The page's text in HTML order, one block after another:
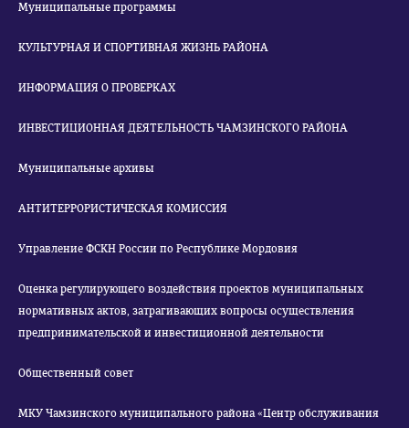
Муниципальные программы
КУЛЬТУРНАЯ И СПОРТИВНАЯ ЖИЗНЬ РАЙОНА
ИНФОРМАЦИЯ О ПРОВЕРКАХ
ИНВЕСТИЦИОННАЯ ДЕЯТЕЛЬНОСТЬ ЧАМЗИНСКОГО РАЙОНА
Муниципальные архивы
АНТИТЕРРОРИСТИЧЕСКАЯ КОМИССИЯ
Управление ФСКН России по Республике Мордовия
Оценка регулирующего воздействия проектов муниципальных
нормативных актов, затрагивающих вопросы осуществления
предпринимательской и инвестиционной деятельности
Общественный совет
МКУ Чамзинского муниципального района «Центр обслуживания